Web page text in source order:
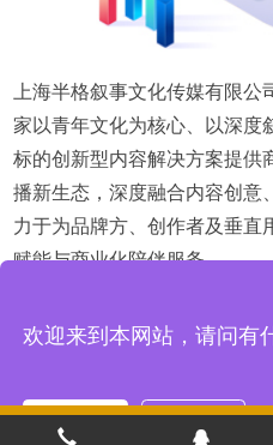
上海半格叙事文化传媒有限公
家以青年文化为核心、以深度
标的创新型内容解决方案提供
播新生态，深度融合内容创意
力于为品牌方、创作者及垂直
赋能与商业化陪伴服务。
了解更多
欢迎来到本网站，请问有
现在咨询 稍后再说